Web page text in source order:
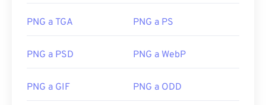
PNG a TGA PNG a PS
PNG a PSD PNG a WebP
PNG a GIF PNG a ODD